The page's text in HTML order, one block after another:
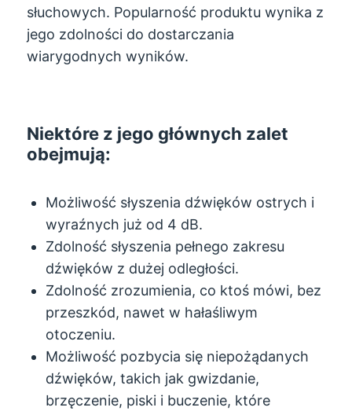
słuchowych. Popularność produktu wynika z
jego zdolności do dostarczania
wiarygodnych wyników.
Niektóre z jego głównych zalet
obejmują:
Możliwość słyszenia dźwięków ostrych i
wyraźnych już od 4 dB.
Zdolność słyszenia pełnego zakresu
dźwięków z dużej odległości.
Zdolność zrozumienia, co ktoś mówi, bez
przeszkód, nawet w hałaśliwym
otoczeniu.
Możliwość pozbycia się niepożądanych
dźwięków, takich jak gwizdanie,
brzęczenie, piski i buczenie, które